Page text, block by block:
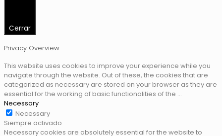
Cerrar
Privacy Overview
This website uses cookies to improve your experience while you
navigate through the website. Out of these, the cookies that are
categorized as necessary are stored on your browser as they are
essential for the working of basic functionalities of the ...
Necessary
Necessary
Siempre activado
Necessary cookies are absolutely essential for the website to